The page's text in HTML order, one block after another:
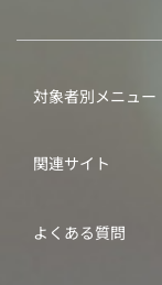
対象者別メニュー
関連サイト
よくある質問